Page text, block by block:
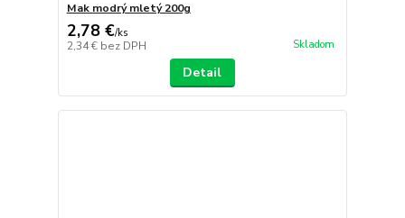
Mak modrý mletý 200g
2,78 €/ks
2,34 € bez DPH Skladom
Detail